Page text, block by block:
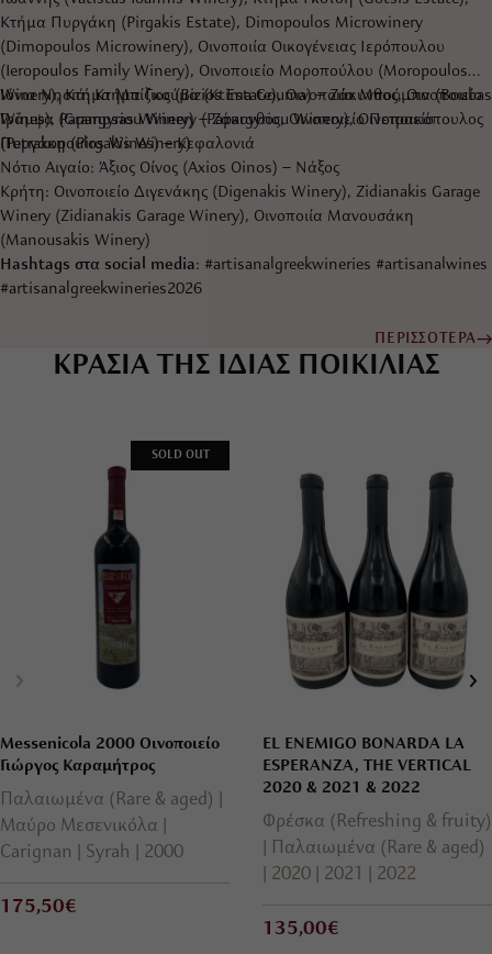
Κτήμα Πυργάκη (Pirgakis Estate), Dimopoulos Microwinery
(Dimopoulos Microwinery), Οινοποιία Οικογένειας Ιερόπουλου
(Ieropoulos Family Winery), Οινοποιείο Μοροπούλου (Moropoulos
Winery), Κτήμα Μπίζιος (Bizios Estate), Οινοποιία Μπούμπα (Boubas
Wines), Papargyriou Winery (Papargyriou Winery), Οινοποιείο
Πυργάκη (Pirgakis Winery)
Ιόνια Νησιά: Κτήμα Γκούμα (Ktima Gouma) – Ζάκυνθος, Οινοποιείο
Γράμψα (Grampsas Winery) – Ζάκυνθος, Οινοποιείο Πετρακόπουλος
(Petrakopoulos Wines) – Κεφαλονιά
Νότιο Αιγαίο: Άξιος Οίνος (Axios Oinos) – Νάξος
Κρήτη: Οινοποιείο Διγενάκης (Digenakis Winery), Zidianakis Garage
Winery (Zidianakis Garage Winery), Οινοποιία Μανουσάκη
(Manousakis Winery)
Hashtags στα social media: #artisanalgreekwineries #artisanalwines
#artisanalgreekwineries2026
ΠΕΡΙΣΣΟΤΕΡΑ
ΚΡΑΣΙΑ ΤΗΣ ΙΔΙΑΣ ΠΟΙΚΙΛΙΑΣ
SOLD OUT
Messenicola 2000 Οινοποιείο
Γιώργος Καραμήτρος
Παλαιωμένα (Rare & aged)
Μαύρο Μεσενικόλα
Carignan
Syrah 2000
175,50€
EL ENEMIGO BONARDA LA
ESPERANZA, THE VERTICAL
2020 & 2021 & 2022
Φρέσκα (Refreshing & fruity)
Παλαιωμένα (Rare & aged)
2020
2021 2022
135,00€